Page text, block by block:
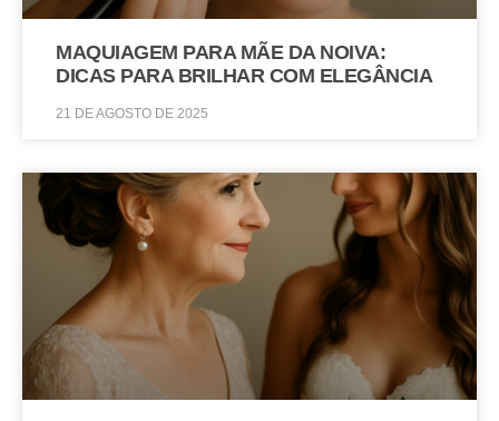
MAQUIAGEM PARA MÃE DA NOIVA:
DICAS PARA BRILHAR COM ELEGÂNCIA
21 DE AGOSTO DE 2025